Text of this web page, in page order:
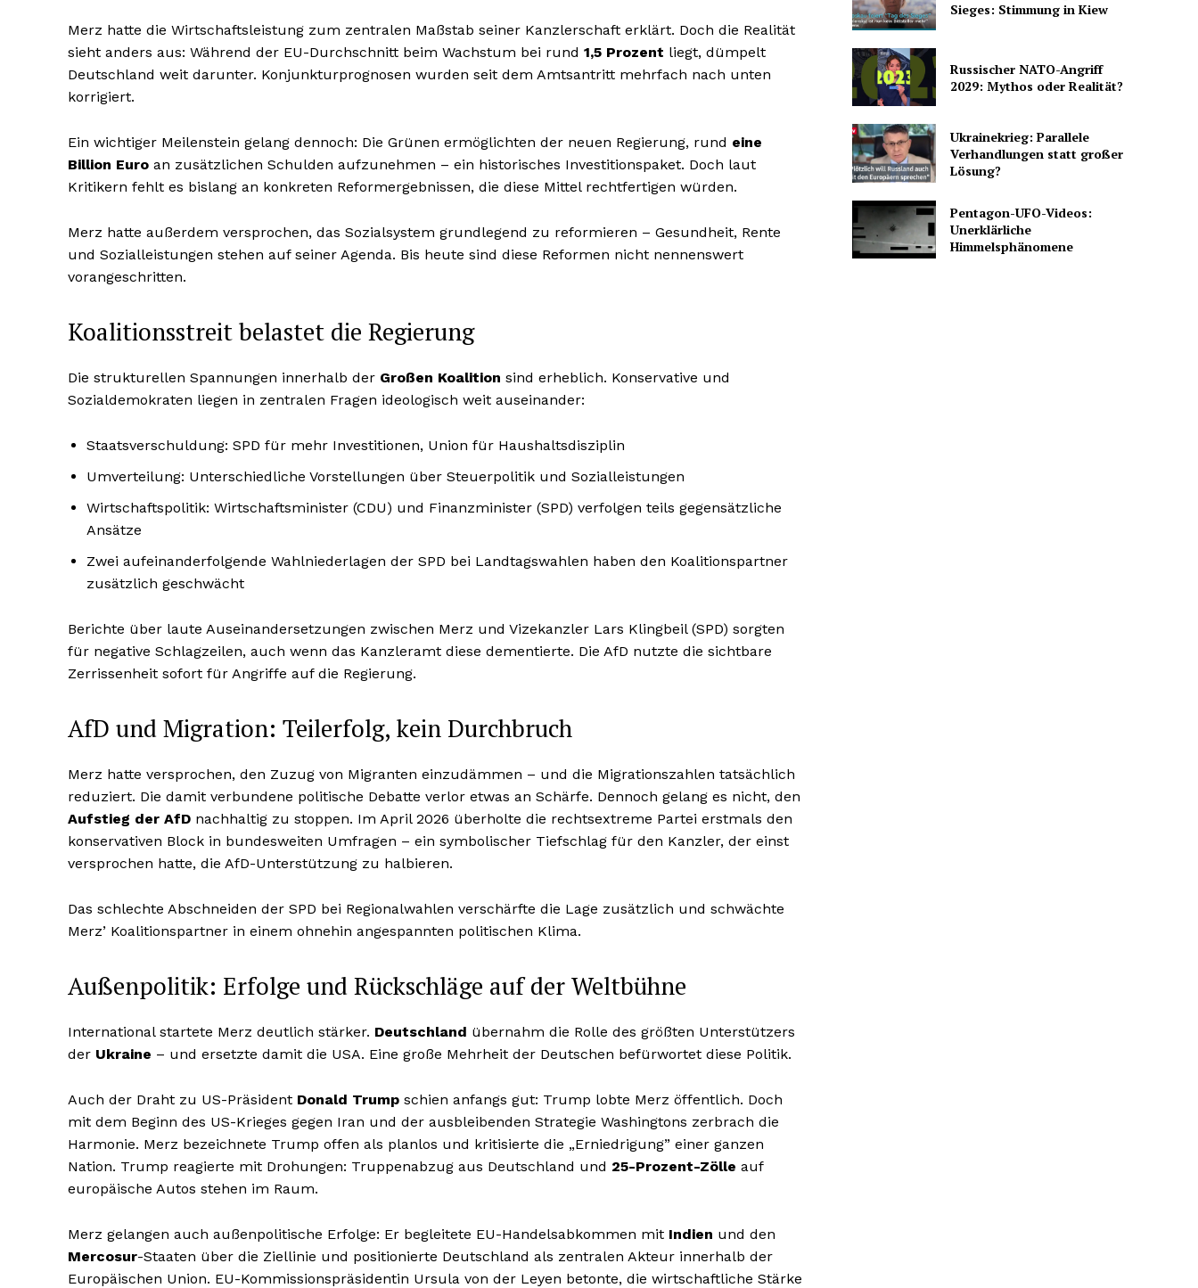
Merz hatte die Wirtschaftsleistung zum zentralen Maßstab seiner Kanzlerschaft erklärt. Doch die Realität
sieht anders aus: Während der EU-Durchschnitt beim Wachstum bei rund 1,5 Prozent liegt, dümpelt
Deutschland weit darunter. Konjunkturprognosen wurden seit dem Amtsantritt mehrfach nach unten
korrigiert.
Ein wichtiger Meilenstein gelang dennoch: Die Grünen ermöglichten der neuen Regierung, rund eine
Billion Euro an zusätzlichen Schulden aufzunehmen – ein historisches Investitionspaket. Doch laut
Kritikern fehlt es bislang an konkreten Reformergebnissen, die diese Mittel rechtfertigen würden.
Merz hatte außerdem versprochen, das Sozialsystem grundlegend zu reformieren – Gesundheit, Rente
und Sozialleistungen stehen auf seiner Agenda. Bis heute sind diese Reformen nicht nennenswert
vorangeschritten.
Koalitionsstreit belastet die Regierung
Die strukturellen Spannungen innerhalb der Großen Koalition sind erheblich. Konservative und
Sozialdemokraten liegen in zentralen Fragen ideologisch weit auseinander:
Staatsverschuldung: SPD für mehr Investitionen, Union für Haushaltsdisziplin
Umverteilung: Unterschiedliche Vorstellungen über Steuerpolitik und Sozialleistungen
Wirtschaftspolitik: Wirtschaftsminister (CDU) und Finanzminister (SPD) verfolgen teils gegensätzliche
Ansätze
Zwei aufeinanderfolgende Wahlniederlagen der SPD bei Landtagswahlen haben den Koalitionspartner
zusätzlich geschwächt
Berichte über laute Auseinandersetzungen zwischen Merz und Vizekanzler Lars Klingbeil (SPD) sorgten
für negative Schlagzeilen, auch wenn das Kanzleramt diese dementierte. Die AfD nutzte die sichtbare
Zerrissenheit sofort für Angriffe auf die Regierung.
AfD und Migration: Teilerfolg, kein Durchbruch
Merz hatte versprochen, den Zuzug von Migranten einzudämmen – und die Migrationszahlen tatsächlich
reduziert. Die damit verbundene politische Debatte verlor etwas an Schärfe. Dennoch gelang es nicht, den
Aufstieg der AfD nachhaltig zu stoppen. Im April 2026 überholte die rechtsextreme Partei erstmals den
konservativen Block in bundesweiten Umfragen – ein symbolischer Tiefschlag für den Kanzler, der einst
versprochen hatte, die AfD-Unterstützung zu halbieren.
Das schlechte Abschneiden der SPD bei Regionalwahlen verschärfte die Lage zusätzlich und schwächte
Merz’ Koalitionspartner in einem ohnehin angespannten politischen Klima.
Außenpolitik: Erfolge und Rückschläge auf der Weltbühne
International startete Merz deutlich stärker. Deutschland übernahm die Rolle des größten Unterstützers
der Ukraine – und ersetzte damit die USA. Eine große Mehrheit der Deutschen befürwortet diese Politik.
Auch der Draht zu US-Präsident Donald Trump schien anfangs gut: Trump lobte Merz öffentlich. Doch
mit dem Beginn des US-Krieges gegen Iran und der ausbleibenden Strategie Washingtons zerbrach die
Harmonie. Merz bezeichnete Trump offen als planlos und kritisierte die „Erniedrigung” einer ganzen
Nation. Trump reagierte mit Drohungen: Truppenabzug aus Deutschland und 25-Prozent-Zölle auf
europäische Autos stehen im Raum.
Merz gelangen auch außenpolitische Erfolge: Er begleitete EU-Handelsabkommen mit Indien und den
Mercosur-Staaten über die Ziellinie und positionierte Deutschland als zentralen Akteur innerhalb der
Europäischen Union. EU-Kommissionspräsidentin Ursula von der Leyen betonte, die wirtschaftliche Stärke
Sieges: Stimmung in Kiew
Russischer NATO-Angriff
2029: Mythos oder Realität?
Ukrainekrieg: Parallele
Verhandlungen statt großer
Lösung?
Pentagon-UFO-Videos:
Unerklärliche
Himmelsphänomene